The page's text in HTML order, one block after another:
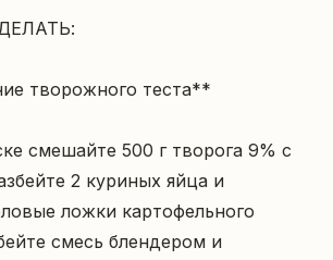
творожного теста**
смешайте 500 г творога 9% с
2 куриных яйца и
ложки картофельного
смесь блендером и